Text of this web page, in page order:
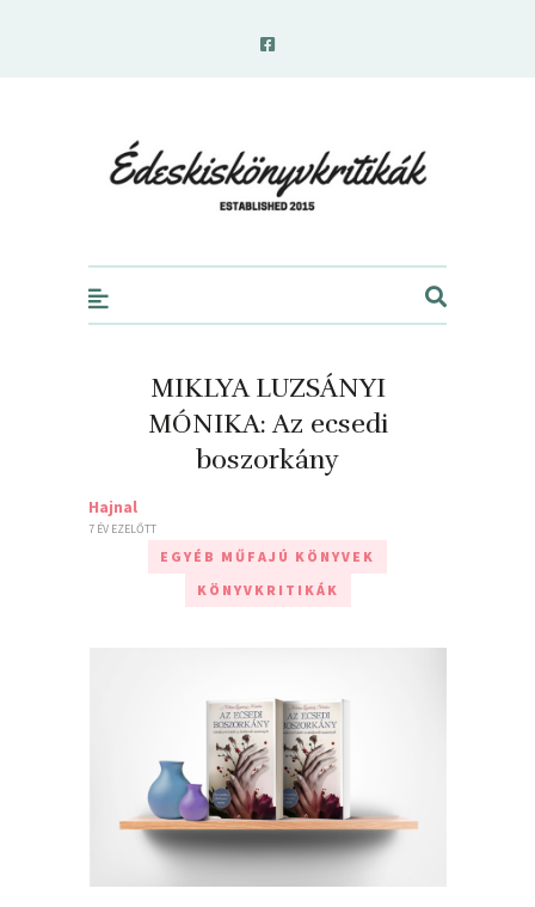
MIKLYA LUZSÁNYI
MÓNIKA: Az ecsedi
boszorkány
Hajnal
7 ÉV EZELŐTT
EGYÉB MŰFAJÚ KÖNYVEK
KÖNYVKRITIKÁK